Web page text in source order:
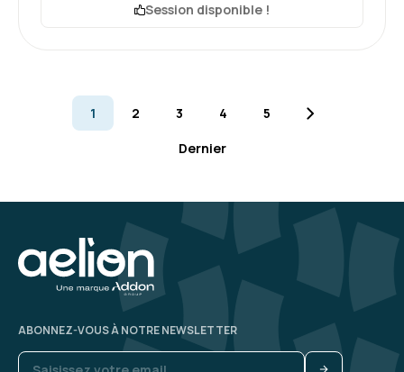
Scrum Developer PSD)
plutôt bien
Formation : Devenir développeur Agile (Certification
Scrum Developer PSD)
Session disponible !
1 2 3 4 5
Dernier
ABONNEZ-VOUS À NOTRE NEWSLETTER